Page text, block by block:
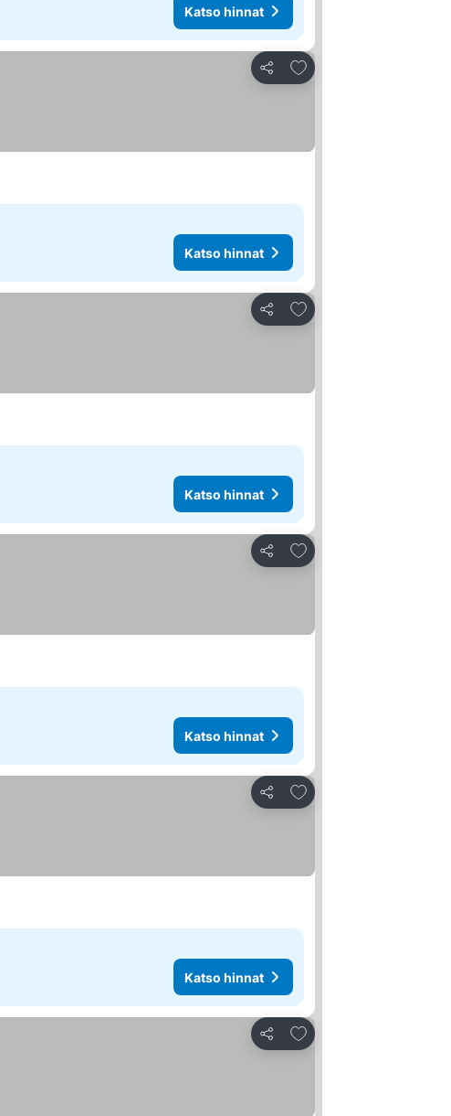
Katso hinnat
Jaa
Lisää suosikkeihin
Katso hinnat
Jaa
Lisää suosikkeihin
Katso hinnat
Jaa
Lisää suosikkeihin
Katso hinnat
Jaa
Lisää suosikkeihin
Katso hinnat
Jaa
Lisää suosikkeihin